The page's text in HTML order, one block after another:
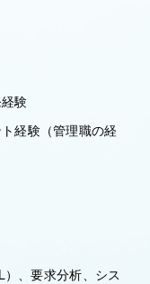
験
経験（管理職の経
、要求分析、シス